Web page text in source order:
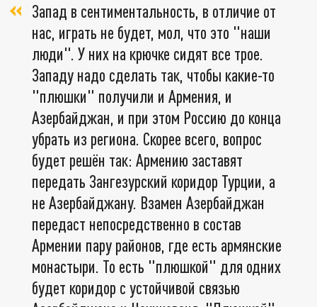
Запад в сентиментальность, в отличие от
нас, играть не будет, мол, что это "наши
люди". У них на крючке сидят все трое.
Западу надо сделать так, чтобы какие-то
"плюшки" получили и Армения, и
Азербайджан, и при этом Россию до конца
убрать из региона. Скорее всего, вопрос
будет решён так: Армению заставят
передать Зангезурский коридор Турции, а
не Азербайджану. Взамен Азербайджан
передаст непосредственно в состав
Армении пару районов, где есть армянские
монастыри. То есть "плюшкой" для одних
будет коридор с устойчивой связью